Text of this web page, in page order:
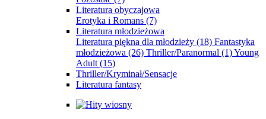
Literatura obyczajowa
Erotyka i Romans (7)
Literatura młodzieżowa
Literatura piękna dla młodzieży (18) Fantastyka
młodzieżowa (26) Thriller/Paranormal (1)Young
Adult (15)
Thriller/Kryminał/Sensacje
Literatura fantasy